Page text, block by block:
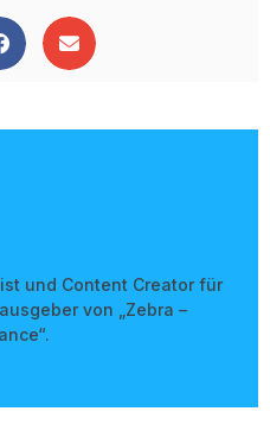
und Content Creator für
von „Zebra –